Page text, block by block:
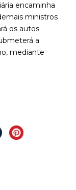
encaminha
ministros
os autos
a
mediante